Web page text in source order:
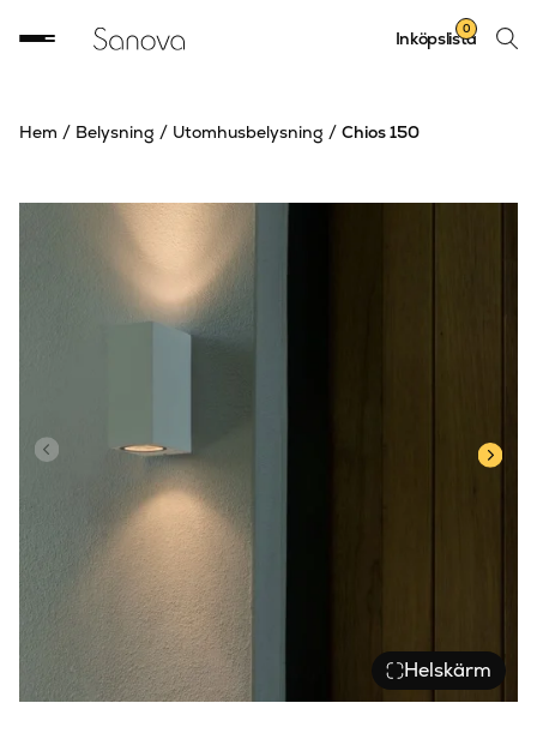
Sök
Inköpslista
0
Hem / Belysning / Utomhusbelysning / Chios 150
Helskärm